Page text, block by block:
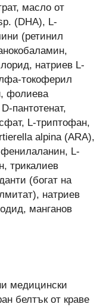
масло от
(DHA), L-
(ретинил
натриев L-
токоферил
фолиева
пантотенат,
L-триптофан,
alpina (ARA),
L-
трикалиев
(богат на
натриев
манганов
медицински
белтък от краве